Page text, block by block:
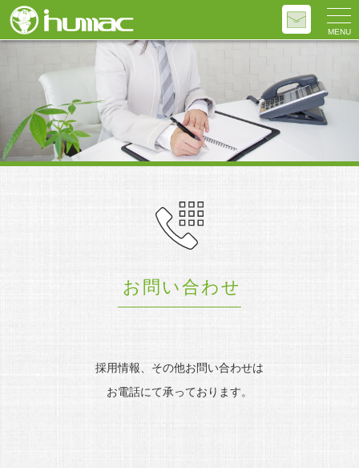
お問い合わせ
採用情報、その他お問い合わせは
お電話にて承っております。
MENU